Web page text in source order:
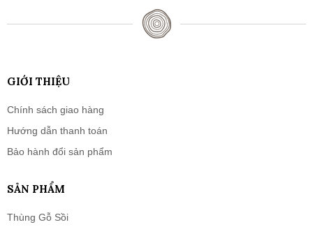
GIỚI THIỆU
Chính sách giao hàng
Hướng dẫn thanh toán
Bảo hành đổi sản phẩm
SẢN PHẨM
Thùng Gỗ Sồi